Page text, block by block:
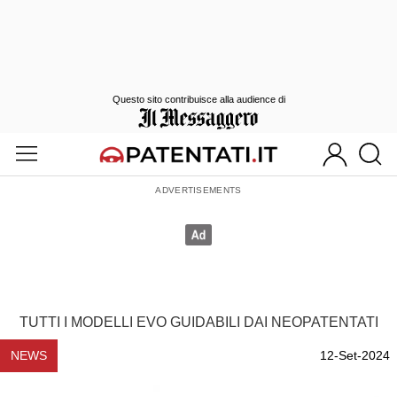
TUTTI I MODELLI EVO GUIDABILI DAI NEOPATENTATI
NEWS 12-Set-2024
Questo sito contribuisce alla audience di